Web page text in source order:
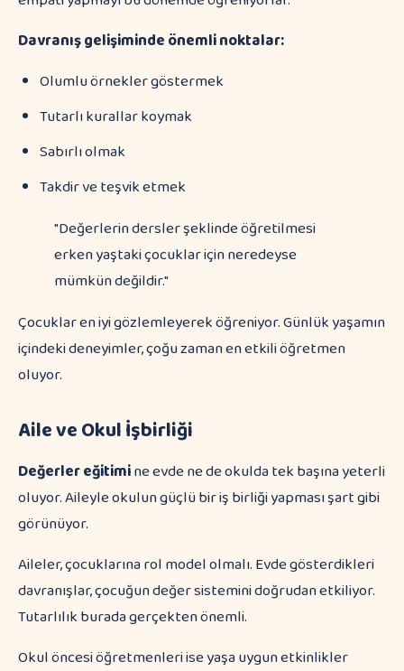
Davranış gelişiminde önemli noktalar:
Olumlu örnekler göstermek
Tutarlı kurallar koymak
Sabırlı olmak
Takdir ve teşvik etmek
"Değerlerin dersler şeklinde öğretilmesi
erken yaştaki çocuklar için neredeyse
mümkün değildir."
Çocuklar en iyi gözlemleyerek öğreniyor. Günlük yaşamın
içindeki deneyimler, çoğu zaman en etkili öğretmen
oluyor.
Aile ve Okul İşbirliği
Değerler eğitimine evde ne de okulda tek başına yeterli
oluyor. Aileyle okulun güçlü bir iş birliği yapması şart gibi
görünüyor.
Aileler, çocuklarına rol model olmalı. Evde gösterdikleri
davranışlar, çocuğun değer sistemini doğrudan etkiliyor.
Tutarlılık burada gerçekten önemli.
Okul öncesi öğretmenleri ise yaşa uygun etkinlikler